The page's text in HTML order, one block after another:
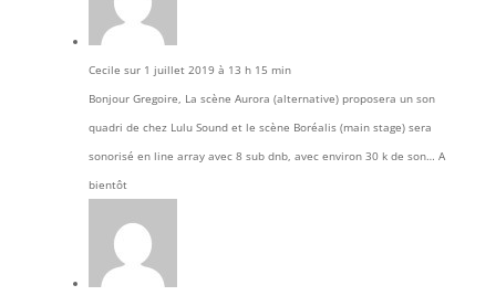
Cecile sur 1 juillet 2019 à 13 h 15 min
Bonjour Gregoire, La scène Aurora (alternative) proposera un son
quadri de chez Lulu Sound et le scène Boréalis (main stage) sera
sonorisé en line array avec 8 sub dnb, avec environ 30 k de son… A
bientôt